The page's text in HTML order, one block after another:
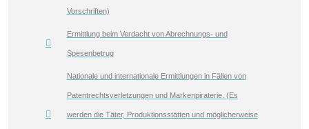
Vorschriften)
Ermittlung beim Verdacht von Abrechnungs- und
Spesenbetrug
Nationale und internationale Ermittlungen in Fällen von
Patentrechtsverletzungen und Markenpiraterie. (Es
werden die Täter, Produktionsstätten und möglicherweise